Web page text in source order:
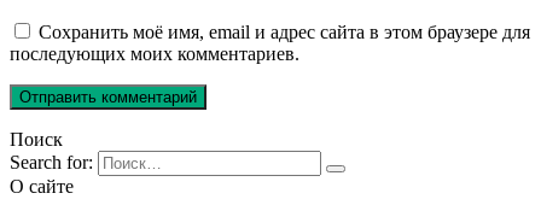
Сохранить моё имя, email и адрес сайта в этом браузере для
последующих моих комментариев.
Поиск
Search for:
О сайте